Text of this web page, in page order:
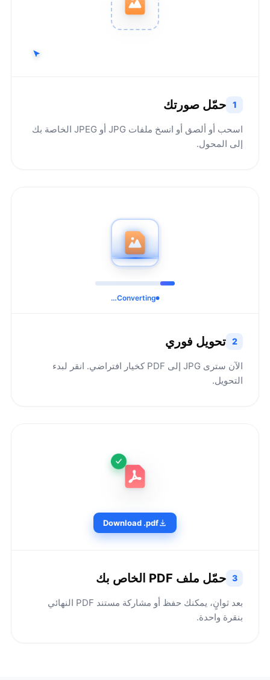
1 حمّل صورتك
اسحب أو ألصق أو انسخ ملفات JPG أو JPEG الخاصة بك
إلى المحول.
Converting…
2 تحويل فوري
الآن سترى JPG إلى PDF كخيار افتراضي. انقر لبدء
التحويل.
Download .pdf
3 حمّل ملف PDF الخاص بك
بعد ثوانٍ، يمكنك حفظ أو مشاركة مستند PDF النهائي
بنقرة واحدة.